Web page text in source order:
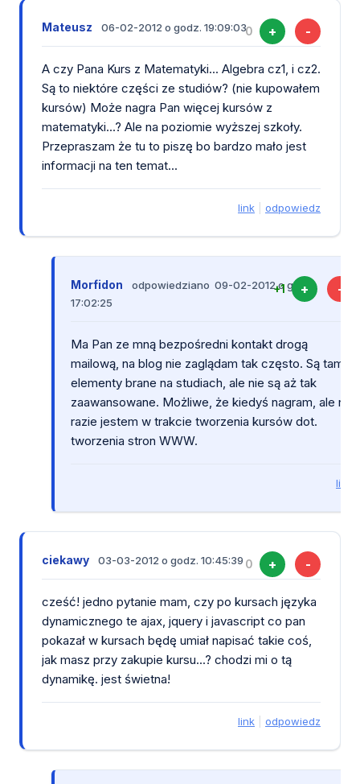
Mateusz 06-02-2012 o godz. 19:09:030 + -
A czy Pana Kurs z Matematyki... Algebra cz1, i cz2.
Są to niektóre części ze studiów? (nie kupowałem
kursów) Może nagra Pan więcej kursów z
matematyki...? Ale na poziomie wyższej szkoły.
Przepraszam że tu to piszę bo bardzo mało jest
informacji na ten temat...
link odpowiedz
Morfidon
odpowiedziano 09-02-2012 o godz.
17:02:25
+1 + -
Ma Pan ze mną bezpośredni kontakt drogą
mailową, na blog nie zaglądam tak często. Są tam
elementy brane na studiach, ale nie są aż tak
zaawansowane. Możliwe, że kiedyś nagram, ale na
razie jestem w trakcie tworzenia kursów dot.
tworzenia stron WWW.
link
ciekawy 03-03-2012 o godz. 10:45:39 0 + -
cześć! jedno pytanie mam, czy po kursach języka
dynamicznego te ajax, jquery i javascript co pan
pokazał w kursach będę umiał napisać takie coś,
jak masz przy zakupie kursu...? chodzi mi o tą
dynamikę. jest świetna!
link odpowiedz